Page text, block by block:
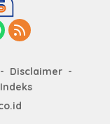
Disclaimer
Indeks